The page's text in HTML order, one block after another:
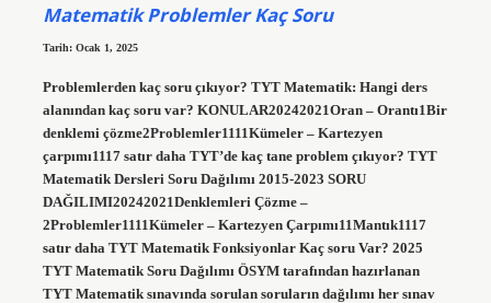
Matematik Problemler Kaç Soru
Tarih: Ocak 1, 2025
Problemlerden kaç soru çıkıyor? TYT Matematik: Hangi ders
alanından kaç soru var? KONULAR20242021Oran – Orantı1Bir
denklemi çözme2Problemler1111Kümeler – Kartezyen
çarpımı1117 satır daha TYT’de kaç tane problem çıkıyor? TYT
Matematik Dersleri Soru Dağılımı 2015-2023 SORU
DAĞILIMI20242021Denklemleri Çözme –
2Problemler1111Kümeler – Kartezyen Çarpımı11Mantık1117
satır daha TYT Matematik Fonksiyonlar Kaç soru Var? 2025
TYT Matematik Soru Dağılımı ÖSYM tarafından hazırlanan
TYT Matematik sınavında sorulan soruların dağılımı her sınav